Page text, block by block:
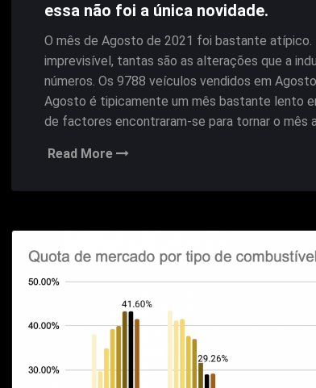
essa não foi a única novidade.
O mês de Agosto de 2021 foi bastante
imprevisível, tantas são as alterações que a
números. Os 9788 veículos vendidos em
Agosto é tipicamente um mês bastante lento
de factores encontraram-se para tornar o mês
Read More